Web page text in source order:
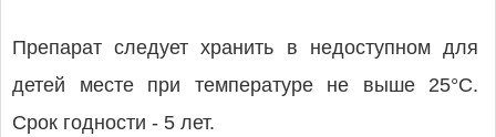
Препарат следует хранить в недоступном для
детей месте при температуре не выше 25°С.
Срок годности - 5 лет.